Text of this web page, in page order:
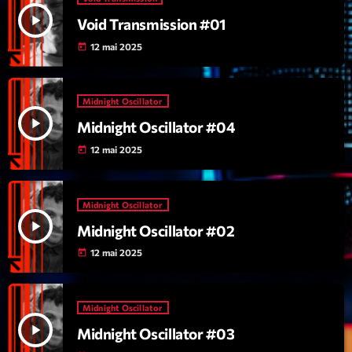
Archives
septembre 2025
janvier 2025
janvier 2024
novembre 2022
octobre 2022
juillet 2021
juin 2021
mai 2021
avril 2021
play_arrow Void Transmission #01
today 12 mai 2025
play_arrow
Midnight Oscillator
Midnight Oscillator #04
today 12 mai 2025
play_arrow
Midnight Oscillator
Midnight Oscillator #02
today 12 mai 2025
play_arrow
Midnight Oscillator
Midnight Oscillator #03